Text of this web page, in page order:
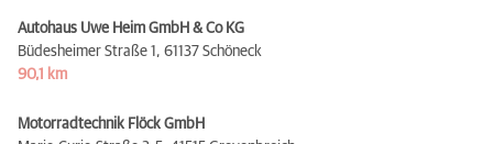
Autohaus Uwe Heim GmbH & Co KG
Büdesheimer Straße 1, 61137 Schöneck
90,1 km
Motorradtechnik Flöck GmbH